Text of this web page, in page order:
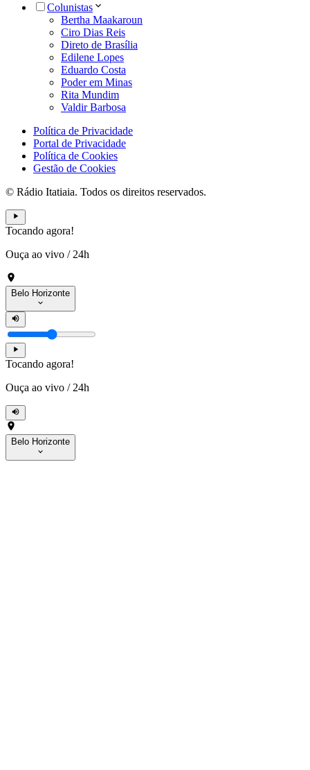
Colunistas
Bertha Maakaroun
Ciro Dias Reis
Direto de Brasília
Edilene Lopes
Eduardo Costa
Poder em Minas
Rita Mundim
Valdir Barbosa
Política de Privacidade
Portal de Privacidade
Política de Cookies
Gestão de Cookies
© Rádio Itatiaia. Todos os direitos reservados.
Tocando agora!
Ouça ao vivo / 24h
Belo Horizonte
Tocando agora!
Ouça ao vivo / 24h
Belo Horizonte